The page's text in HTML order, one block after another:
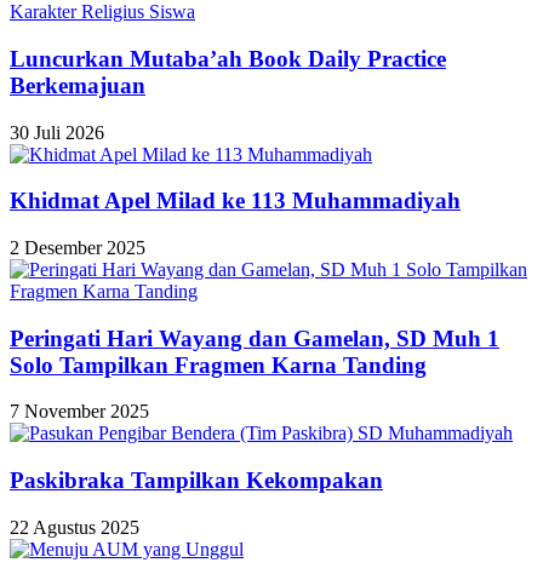
Luncurkan Mutaba’ah Book Daily Practice
Berkemajuan
30 Juli 2026
Khidmat Apel Milad ke 113 Muhammadiyah
2 Desember 2025
Peringati Hari Wayang dan Gamelan, SD Muh 1
Solo Tampilkan Fragmen Karna Tanding
7 November 2025
Paskibraka Tampilkan Kekompakan
22 Agustus 2025